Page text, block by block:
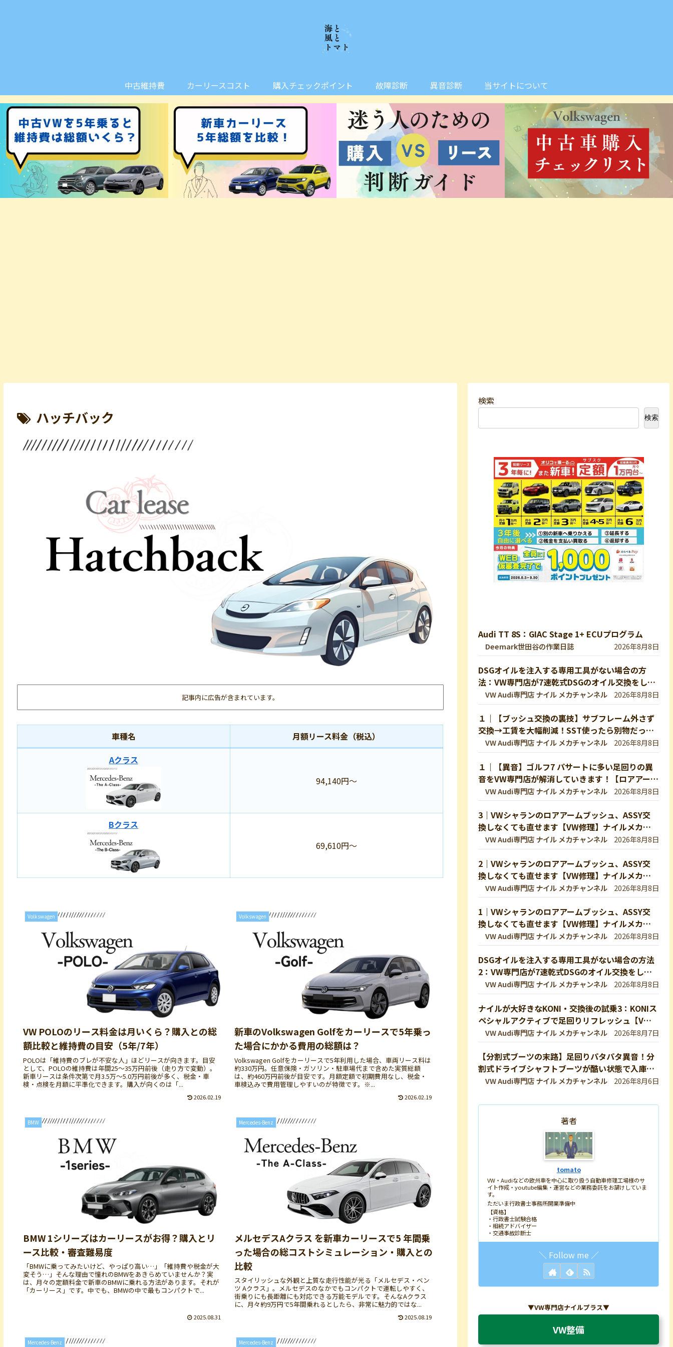
中古維持費 カーリースコスト 購入チェックポイント 故障診断 異音診断 当サイトについて
ハッチバック
記事内に広告が含まれています。
車種名
月額リース料金（税込）
Aクラス
94,140円～
Bクラス
69,610円～
Volkswagen
VW POLOのリース料金は月いくら？購入との総
額比較と維持費の目安（5年/7年）
POLOは「維持費のブレが不安な人」ほどリースが向きます。目安
として、POLOの維持費は年間25〜35万円前後（走り方で変動）。
新車リースは条件次第で月3.5万〜5.0万円前後が多く、税金・車
検・点検を月額に平準化できます。購入が向くのは「...
2026.02.19
Volkswagen
新車のVolkswagen Golfをカーリースで5年乗っ
た場合にかかる費用の総額は？
Volkswagen Golfをカーリースで5年利用した場合、車両リース料は
約330万円。任意保険・ガソリン・駐車場代まで含めた実質総額
は、約460万円前後が目安です。月額定額で初期費用なし、税金・
車検込みで費用管理しやすいのが特徴です。※...
2026.02.19
BMW
BMW 1シリーズはカーリースがお得？購入とリ
ース比較・審査難易度
「BMWに乗ってみたいけど、やっぱり高い…」「維持費や税金が大
変そう…」そんな理由で憧れのBMWをあきらめていませんか？実
は、月々の定額料金で新車のBMWに乗れる方法があります。それが
「カーリース」です。中でも、BMWの中で最もコンパクトで...
2025.08.31
Mercedes-Benz
メルセデスAクラス を新車カーリースで5 年間乗
った場合の総コストシミュレーション・購入との
比較
スタイリッシュな外観と上質な走行性能が光る「メルセデス・ベン
ツ Aクラス」。メルセデスのなかでもコンパクトで運転しやすく、
街乗りにも長距離にも対応できる万能モデルです。そんなAクラス
に、月々約9万円で5年間乗れるとしたら、非常に魅力的ではな...
2025.08.19
Mercedes-Benz Mercedes-Benz
検索
検索
Audi TT 8S：GIAC Stage 1+ ECUプログラム
Deemark世田谷の作業日誌 2026年8月8日
DSGオイルを注入する専用工具がない場合の方
法：VW専門店が7速乾式DSGのオイル交換をして
いきます！DQ200【VW修理】
VW Audi専門店 ナイル メカチャンネル 2026年8月8日
１｜【ブッシュ交換の裏技】サブフレーム外さず
交換→工賃を大幅削減！SST使ったら別物だった
｜VW 9NポロGTI【VW Audiの修理・整備】
VW Audi専門店 ナイル メカチャンネル 2026年8月8日
１｜【異音】ゴルフ7 パサートに多い足回りの異
音をVW専門店が解消していきます！【ロアアー
ムブッシュ】
VW Audi専門店 ナイル メカチャンネル 2026年8月8日
3｜VWシャランのロアアームブッシュ、ASSY交
換しなくても直せます【VW修理】ナイルメカチ
ャンネル切り抜き
VW Audi専門店 ナイル メカチャンネル 2026年8月8日
2｜VWシャランのロアアームブッシュ、ASSY交
換しなくても直せます【VW修理】ナイルメカチ
ャンネル切り抜き
VW Audi専門店 ナイル メカチャンネル 2026年8月8日
1｜VWシャランのロアアームブッシュ、ASSY交
換しなくても直せます【VW修理】ナイルメカチ
ャンネル切り抜き
VW Audi専門店 ナイル メカチャンネル 2026年8月8日
DSGオイルを注入する専用工具がない場合の方法
2：VW専門店が7速乾式DSGのオイル交換をして
いきます！DQ200【VW修理】
VW Audi専門店 ナイル メカチャンネル 2026年8月8日
ナイルが大好きなKONI・交換後の試乗3：KONIス
ペシャルアクティブで足回りリフレッシュ【VW
修理・メンテ】
VW Audi専門店 ナイル メカチャンネル 2026年8月7日
【分割式ブーツの末路】足回りパタパタ異音！分
割式ドライブシャフトブーツが酷い状態で入庫し
ました！純正ブーツに交換修理します【VW 9Nポ
VW Audi専門店 ナイル メカチャンネル 2026年8月6日
著者
tomato
VW・Audiなどの欧州車を中心に取り扱う自動車修理工場様のサ
イト作成・youtube編集・運営などの業務委託をお請けしていま
す。
ただいま行政書士事務所開業準備中
【資格】
・行政書士試験合格
・相続アドバイザー
・交通事故診断士
▼VW専門店ナイルプラス▼
VW整備